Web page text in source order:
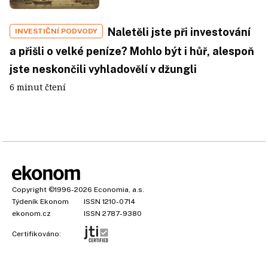
INVESTIČNÍ PODVODY
Naletěli jste při investování
a přišli o velké peníze? Mohlo být i hůř, alespoň
jste neskončili vyhladovělí v džungli
6 minut čtení
Copyright ©1996-2026 Economia, a.s.
Týdeník Ekonom
ISSN 1210-0714
ekonom.cz
ISSN 2787-9380
Certifikováno: